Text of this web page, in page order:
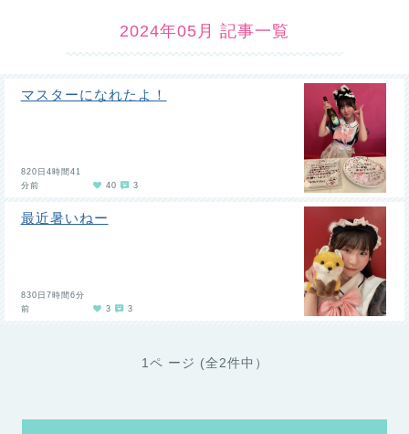
2024年05月 記事一覧
マスターになれたよ！
820日4時間41
分前
40 3
最近暑いねー
830日7時間6分
前
3 3
1ペ ージ (全2件中）